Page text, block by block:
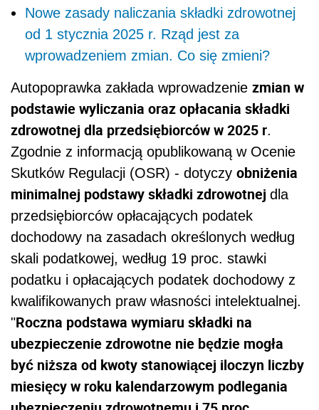
Nowe zasady naliczania składki zdrowotnej
od 1 stycznia 2025 r. Rząd jest za
wprowadzeniem zmian. Co się zmieni?
Autopoprawka zakłada wprowadzenie zmian w
podstawie wyliczania oraz opłacania składki
zdrowotnej dla przedsiębiorców w 2025 r.
Zgodnie z informacją opublikowaną w Ocenie
Skutków Regulacji (OSR) - dotyczy obniżenia
minimalnej podstawy składki zdrowotnej dla
przedsiębiorców opłacających podatek
dochodowy na zasadach określonych według
skali podatkowej, według 19 proc. stawki
podatku i opłacających podatek dochodowy z
kwalifikowanych praw własności intelektualnej.
"Roczna podstawa wymiaru składki na
ubezpieczenie zdrowotne nie będzie mogła
być niższa od kwoty stanowiącej iloczyn liczby
miesięcy w roku kalendarzowym podlegania